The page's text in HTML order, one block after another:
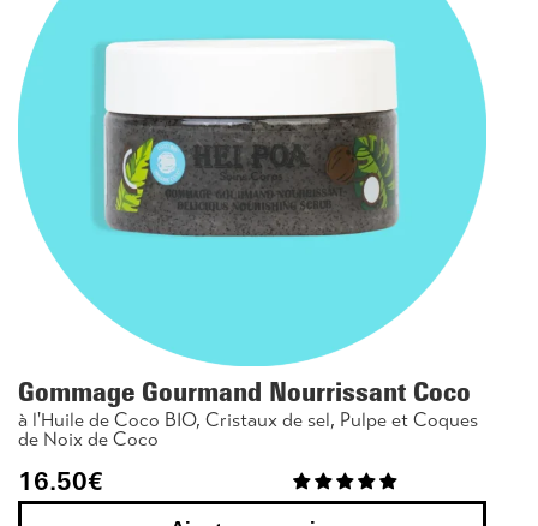
Gommage Gourmand Nourrissant Coco
à l'Huile de Coco BIO, Cristaux de sel, Pulpe et Coques
de Noix de Coco
16.50€